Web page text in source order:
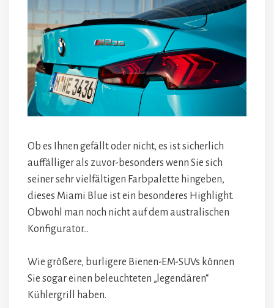
Ob es Ihnen gefällt oder nicht, es ist sicherlich
auffälliger als zuvor-besonders wenn Sie sich
seiner sehr vielfältigen Farbpalette hingeben,
dieses Miami Blue ist ein besonderes Highlight.
Obwohl man noch nicht auf dem australischen
Konfigurator…
Wie größere, burligere Bienen-EM-SUVs können
Sie sogar einen beleuchteten „legendären“
Kühlergrill haben.